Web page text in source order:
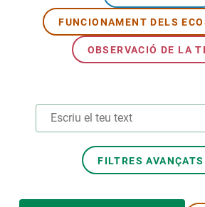
FUNCIONAMENT DELS
OBSERVACIÓ DE LA
FILTRES AVANÇATS
PARTICIPA
NOTÍCIES I AGENDA